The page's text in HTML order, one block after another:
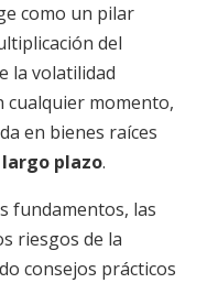
como un pilar
del
la volatilidad
cualquier momento,
en bienes raíces
plazo.
fundamentos, las
riesgos de la
consejos prácticos